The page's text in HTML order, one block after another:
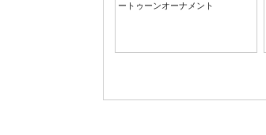
ートゥーンオーナメント